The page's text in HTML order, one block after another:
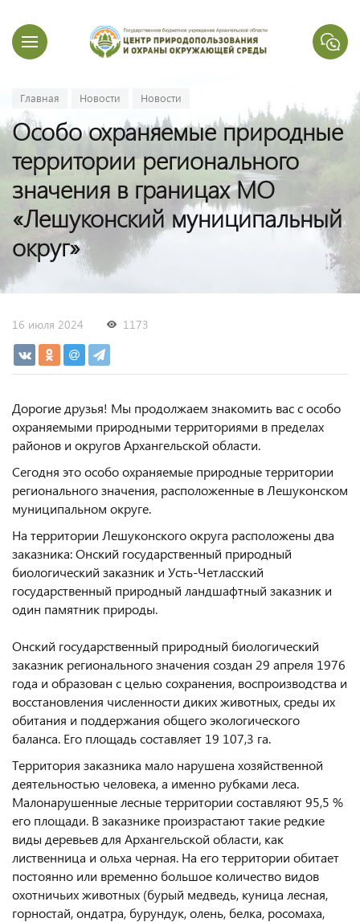
Главная Новости Новости
Особо охраняемые природные
территории регионального
значения в границах МО
«Лешуконский муниципальный
округ»
16 июля 2024 1173
Дорогие друзья! Мы продолжаем знакомить вас с особо
охраняемыми природными территориями в пределах
районов и округов Архангельской области.
Сегодня это особо охраняемые природные территории
регионального значения, расположенные в Лешуконском
муниципальном округе.
На территории Лешуконского округа расположены два
заказника: Онский государственный природный
биологический заказник и Усть-Четласский
государственный природный ландшафтный заказник и
один памятник природы.
Онский государственный природный биологический
заказник регионального значения создан 29 апреля 1976
года и образован с целью сохранения, воспроизводства и
восстановления численности диких животных, среды их
обитания и поддержания общего экологического
баланса. Его площадь составляет 19 107,3 га.
Территория заказника мало нарушена хозяйственной
деятельностью человека, а именно рубками леса.
Малонарушенные лесные территории составляют 95,5 %
его площади. В заказнике произрастают такие редкие
виды деревьев для Архангельской области, как
лиственница и ольха черная. На его территории обитает
постоянно или временно большое количество видов
охотничьих животных (бурый медведь, куница лесная,
горностай, ондатра, бурундук, олень, белка, росомаха,